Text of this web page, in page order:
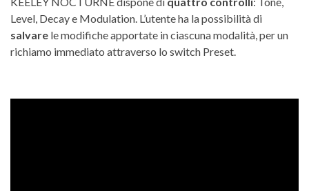
Level, Decay e Modulation. L’utente ha la possibilità di
salvare le modifiche apportate in ciascuna modalità, per un
richiamo immediato attraverso lo switch Preset.